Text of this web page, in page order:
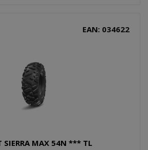
EAN: 034622
SIERRA MAX 54N *** TL